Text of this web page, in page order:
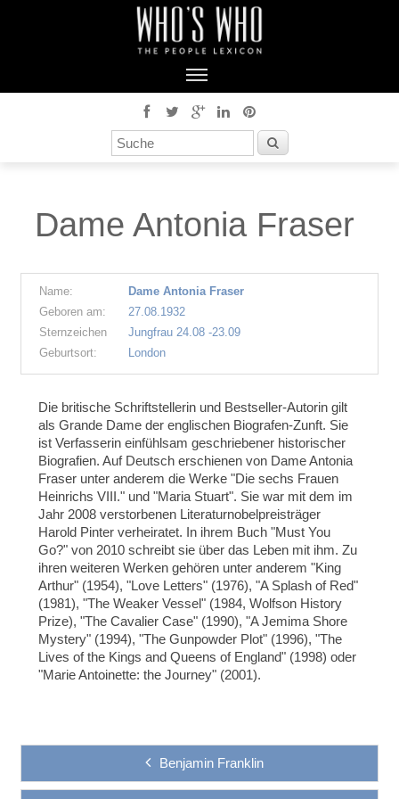
Dame Antonia Fraser
Name:
Dame Antonia Fraser
Geboren am:
27.08.1932
Sternzeichen
Jungfrau 24.08 -23.09
Geburtsort:
London
Die britische Schriftstellerin und Bestseller-Autorin gilt
als Grande Dame der englischen Biografen-Zunft. Sie
ist Verfasserin einfühlsam geschriebener historischer
Biografien. Auf Deutsch erschienen von Dame Antonia
Fraser unter anderem die Werke "Die sechs Frauen
Heinrichs VIII." und "Maria Stuart". Sie war mit dem im
Jahr 2008 verstorbenen Literaturnobelpreisträger
Harold Pinter verheiratet. In ihrem Buch "Must You
Go?" von 2010 schreibt sie über das Leben mit ihm. Zu
ihren weiteren Werken gehören unter anderem "King
Arthur" (1954), "Love Letters" (1976), "A Splash of Red"
(1981), "The Weaker Vessel" (1984, Wolfson History
Prize), "The Cavalier Case" (1990), "A Jemima Shore
Mystery" (1994), "The Gunpowder Plot" (1996), "The
Lives of the Kings and Queens of England" (1998) oder
"Marie Antoinette: the Journey" (2001).
Benjamin Franklin